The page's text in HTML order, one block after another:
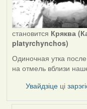
становится Кряква
platyrchynchos)
Одиночная утка
на отмель вблизи
Увайдзіце ці